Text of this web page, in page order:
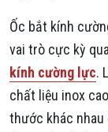
Ốc bắt kính
vai trò cực kỳ
kính cường lực.
chất liệu inox
thước khác